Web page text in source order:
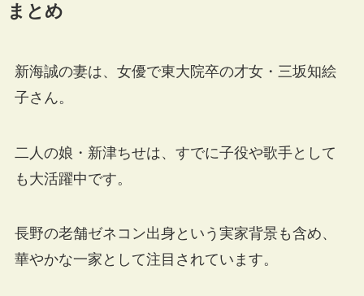
まとめ
新海誠の妻は、女優で東大院卒の才女・三坂知絵
子さん。
二人の娘・新津ちせは、すでに子役や歌手として
も大活躍中です。
長野の老舗ゼネコン出身という実家背景も含め、
華やかな一家として注目されています。